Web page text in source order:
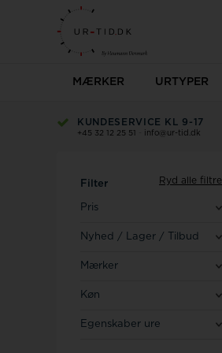
MÆRKER
Bering
Boss
URTYPER
Herreure
Festina herreure
Se alle
KUNDESERVICE KL 9-17
+45 32 12 25 51 info@ur-tid.dk
Filter
Pris
Nyhed / Lager / Tilbud
Mærker
Køn
Egenskaber ure
Ryd alle filtre